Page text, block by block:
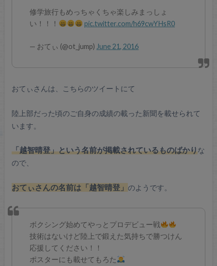
修学旅行もめっちゃくちゃ楽しみまっしょ
い！！！
pic.twitter.com/h69cwYHsR0
— おてぃ (@ot_jump) June 21, 2016
おてぃさんは、こちらのツイートにて
陸上部だった頃のご自身の成績の載った新聞を載せられて
います。
「越智晴登」という名前が掲載されているものばかりな
ので、
おてぃさんの名前は「越智晴登」 のようです。
ボクシング始めてやっとプロデビュー戦
技術はないけど陸上で鍛えた気持ちで勝つけん
応援してください！！
ポスターにも載せてもろた